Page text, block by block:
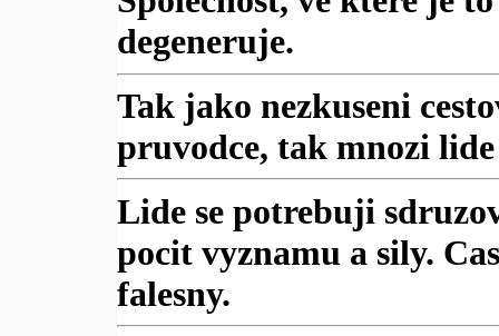
degeneruje.
Tak jako nezkuseni
pruvodce, tak mnozi
Lide se potrebuji
pocit vyznamu a sily.
falesny.